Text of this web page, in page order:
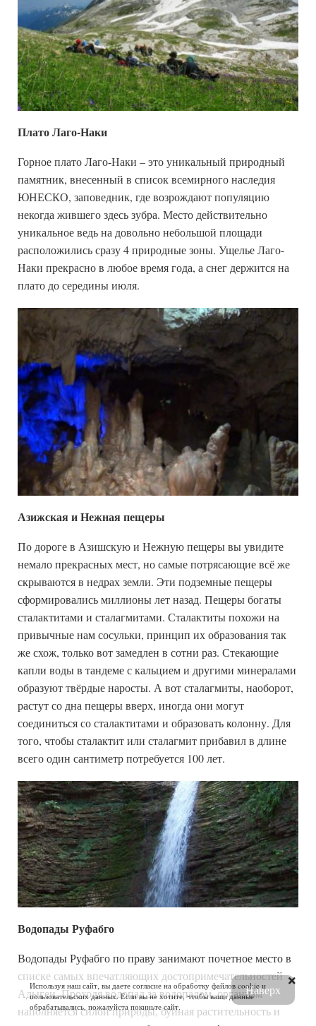
Плато Лаго-Наки
Горное плато Лаго-Наки – это уникальный природный
памятник, внесенный в список всемирного наследия
ЮНЕСКО, заповедник, где возрождают популяцию
некогда жившего здесь зубра. Место действительно
уникальное ведь на довольно небольшой площади
расположились сразу 4 природные зоны. Ущелье Лаго-
Наки прекрасно в любое время года, а снег держится на
плато до середины июля.
Азижская и Нежная пещеры
По дороге в Азишскую и Нежную пещеры вы увидите
немало прекрасных мест, но самые потрясающие всё же
скрываются в недрах земли. Эти подземные пещеры
сформировались миллионы лет назад. Пещеры богаты
сталактитами и сталагмитами. Сталактиты похожи на
привычные нам сосульки, принцип их образования так
же схож, только вот замедлен в сотни раз. Стекающие
капли воды в тандеме с кальцием и другими минералами
образуют твёрдые наросты. А вот сталагмиты, наоборот,
растут со дна пещеры вверх, иногда они могут
соединиться со сталактитами и образовать колонну. Для
того, чтобы сталактит или сталагмит прибавил в длине
всего один сантиметр потребуется 100 лет.
Водопады Руфабго
Водопады Руфабго по праву занимают почетное место в
списке самых впечатляющих достопримечательностей
Адыгеи. Проходя водопад за водопадом, организм
наполняется силой природы, буйная растительность и
Наверх
Используя наш сайт, вы даете согласие на обработку файлов cookie и
пользовательских данных. Если вы не хотите, чтобы ваши данные
обрабатывались, пожалуйста покиньте сайт.